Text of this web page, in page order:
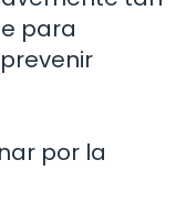
para
por la